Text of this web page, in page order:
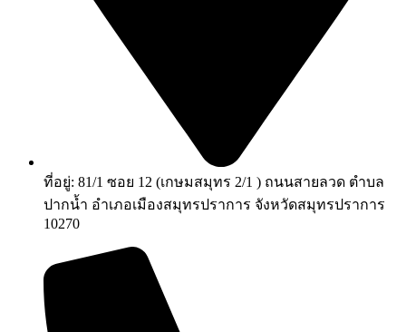
ที่อยู่: 81/1 ซอย 12 (เกษมสมุทร 2/1 ) ถนนสายลวด ตำบล
ปากน้ำ อำเภอเมืองสมุทรปราการ จังหวัดสมุทรปราการ
10270